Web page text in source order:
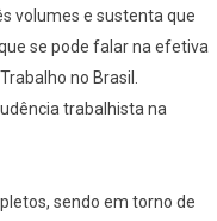
volumes e sustenta que
se pode falar na efetiva
no Brasil.
trabalhista na
sendo em torno de